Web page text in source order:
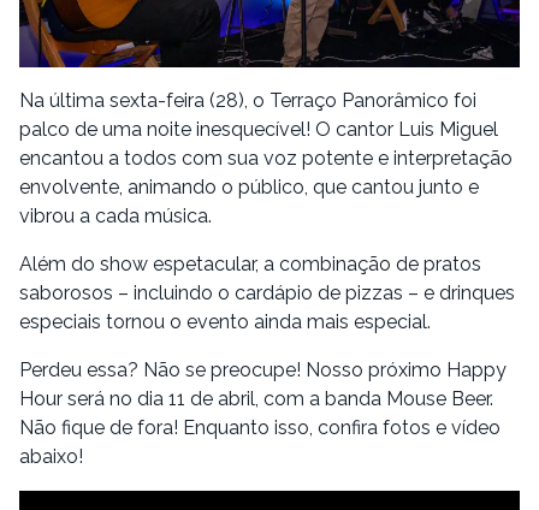
Na última sexta-feira (28), o Terraço Panorâmico foi
palco de uma noite inesquecível! O cantor Luis Miguel
encantou a todos com sua voz potente e interpretação
envolvente, animando o público, que cantou junto e
vibrou a cada música.
Além do show espetacular, a combinação de pratos
saborosos – incluindo o cardápio de pizzas – e drinques
especiais tornou o evento ainda mais especial.
Perdeu essa? Não se preocupe! Nosso próximo Happy
Hour será no dia 11 de abril, com a banda Mouse Beer.
Não fique de fora! Enquanto isso, confira fotos e vídeo
abaixo!